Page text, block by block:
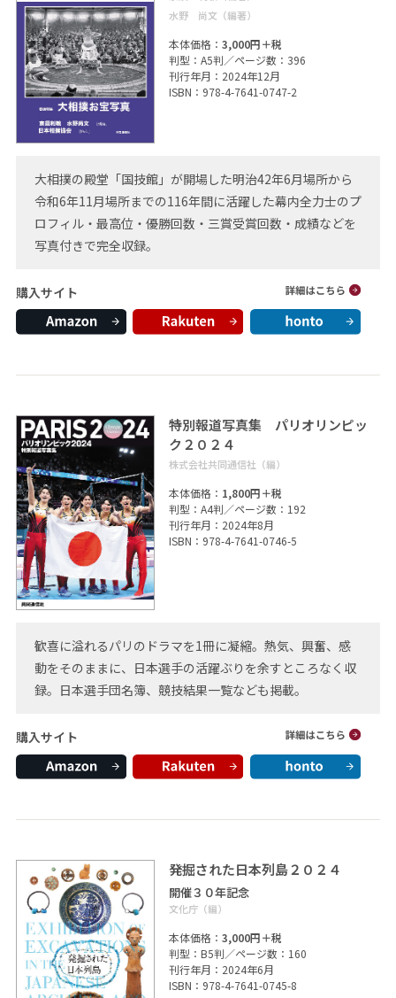
水野 尚文（編著）
本体価格：3,000円＋税
判型：A5判／ページ数：396
刊行年月：2024年12月
ISBN：978-4-7641-0747-2
大相撲の殿堂「国技館」が開場した明治42年6月場所から
令和6年11月場所までの116年間に活躍した幕内全力士のプ
ロフィル・最高位・優勝回数・三賞受賞回数・成績などを
写真付きで完全収録。
購入サイト
特別報道写真集 パリオリンピッ
ク２０２４
株式会社共同通信社（編）
本体価格： 1,800円＋税
判型：A4判／ページ数：192
刊行年月：2024年8月
ISBN：978-4-7641-0746-5
歓喜に溢れるパリのドラマを1冊に凝縮。熱気、興奮、感
動をそのままに、日本選手の活躍ぶりを余すところなく収
録。日本選手団名簿、競技結果一覧なども掲載。
購入サイト
発掘された日本列島２０２４
開催３０年記念
文化庁（編）
本体価格：3,000円＋税
判型：B5判／ページ数：160
刊行年月：2024年6月
ISBN：978-4-7641-0745-8